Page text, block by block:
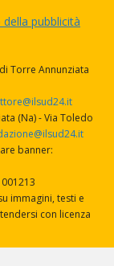
pubblicità
Torre Annunziata
(Na) - Via Toledo
banner:
immagini, testi e
con licenza